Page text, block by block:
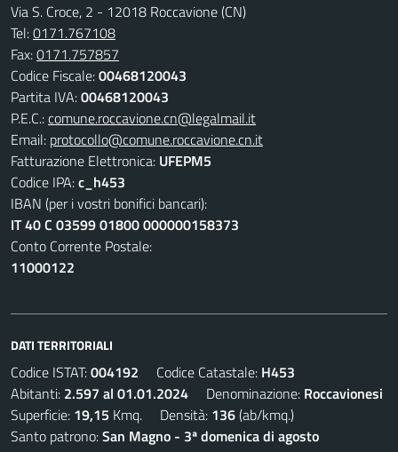
Via S. Croce, 2 - 12018 Roccavione (CN)
Tel:0171.767108
Fax:0171.757857
Codice Fiscale:00468120043
Partita IVA:00468120043
P.E.C.:comune.roccavione.cn@legalmail.it
Email: protocollo@comune.roccavione.cn.it
Fatturazione Elettronica: UFEPM5
Codice IPA:c_h453
IBAN (per i vostri bonifici bancari):
IT 40 C 03599 01800 000000158373
Conto Corrente Postale:
11000122
DATI TERRITORIALI
Codice ISTAT:004192 Codice Catastale: H453
Abitanti: 2.597 al 01.01.2024 Denominazione: Roccavionesi
Superficie: 19,15 Kmq. Densità: 136(ab/kmq.)
Santo patrono:San Magno - 3ª domenica di agosto